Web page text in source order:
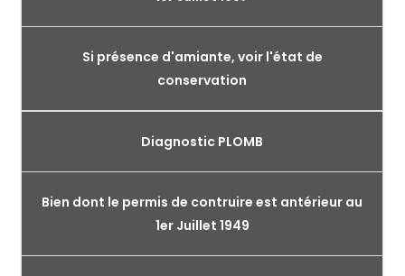
Si présence d'amiante, voir l'état de
conservation
Diagnostic PLOMB
Bien dont le permis de contruire est antérieur au
1er Juillet 1949